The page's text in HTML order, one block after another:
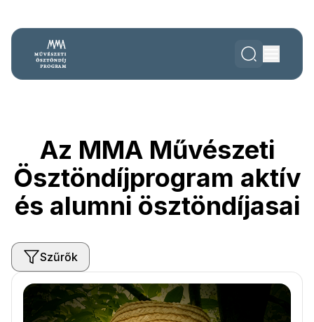
Az MMA Művészeti
Ösztöndíjprogram aktív
és alumni ösztöndíjasai
Szűrők